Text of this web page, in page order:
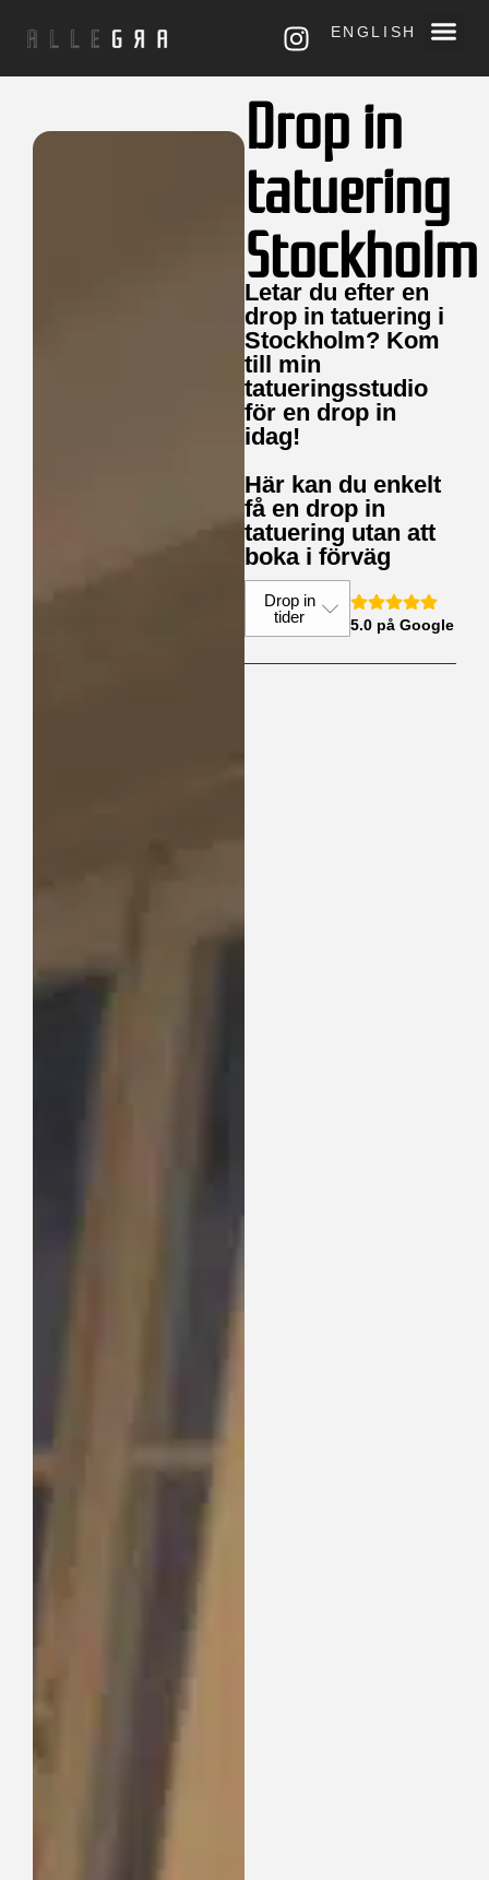
ENGLISH
Drop in
tatuering
Stockholm
Letar du efter en
drop in tatuering i
Stockholm? Kom
till min
tatueringsstudio
för en drop in
idag!
Här kan du enkelt
få en drop in
tatuering utan att
boka i förväg
Drop in
tider
5.0 på Google